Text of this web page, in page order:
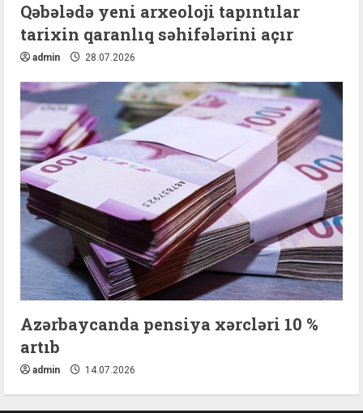
Qəbələdə yeni arxeoloji tapıntılar
tarixin qaranlıq səhifələrini açır
admin 28.07.2026
Azərbaycanda pensiya xərcləri 10 %
artıb
admin 14.07.2026